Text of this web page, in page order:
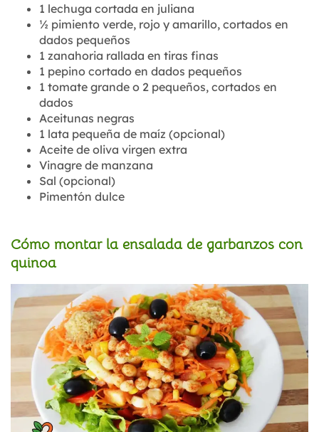
1 lechuga cortada en juliana
½ pimiento verde, rojo y amarillo, cortados en
dados pequeños
1 zanahoria rallada en tiras finas
1 pepino cortado en dados pequeños
1 tomate grande o 2 pequeños, cortados en
dados
Aceitunas negras
1 lata pequeña de maíz (opcional)
Aceite de oliva virgen extra
Vinagre de manzana
Sal (opcional)
Pimentón dulce
Cómo montar la ensalada de garbanzos con
quinoa